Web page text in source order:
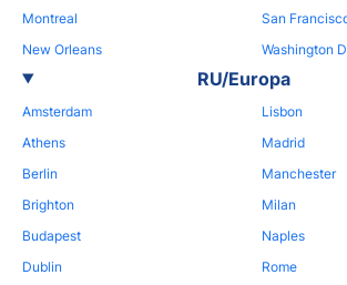
Montreal
New Orleans
San
Washington
RU/Europa
Amsterdam
Athens
Berlin
Brighton
Budapest
Dublin
Lisbon
Madrid
Manchester
Milan
Naples
Rome